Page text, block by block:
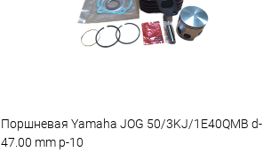
В избранное В наличии
Поршневая Yamaha JOG 50/3KJ/1E40QMB d-
47.00 mm p-10